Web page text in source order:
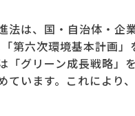
法は、国・自治体・企
第六次環境基本計画」
「グリーン成長戦略
ています。これにより